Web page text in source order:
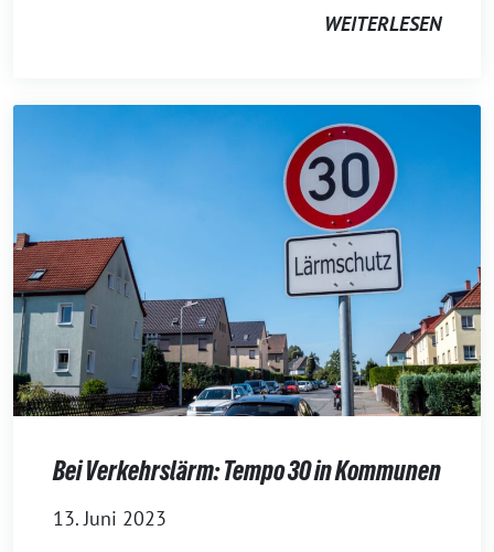
WEITERLESEN
Bei Verkehrslärm: Tempo 30 in Kommunen
13. Juni 2023